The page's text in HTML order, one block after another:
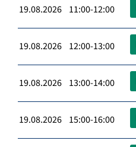
19.08.2026 11:00-12:00
19.08.2026 12:00-13:00
19.08.2026 13:00-14:00
19.08.2026 15:00-16:00